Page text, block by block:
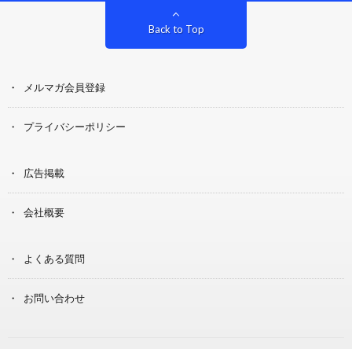
Back to Top
メルマガ会員登録
プライバシーポリシー
広告掲載
会社概要
よくある質問
お問い合わせ